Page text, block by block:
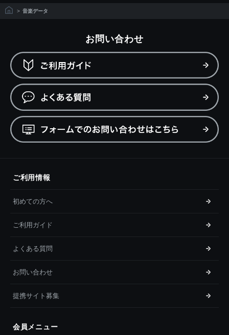
> 音楽データ
お問い合わせ
ご利用情報
初めての方へ
ご利用ガイド
よくある質問
お問い合わせ
提携サイト募集
会員メニュー